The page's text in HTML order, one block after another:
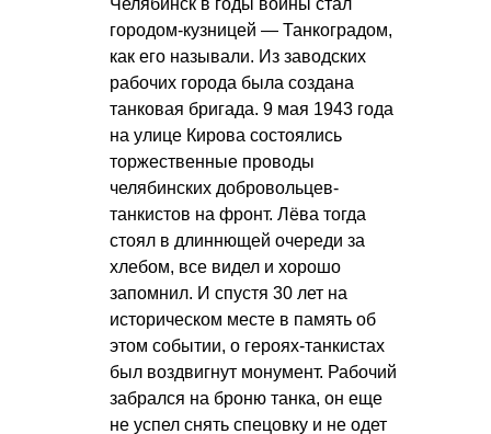
городом-кузницей — Танкоградом,
как его называли. Из заводских
рабочих города была создана
танковая бригада. 9 мая 1943 года
на улице Кирова состоялись
торжественные проводы
челябинских добровольцев-
танкистов на фронт. Лёва тогда
стоял в длиннющей очереди за
хлебом, все видел и хорошо
запомнил. И спустя 30 лет на
историческом месте в память об
этом событии, о героях-танкистах
был воздвигнут монумент. Рабочий
забрался на броню танка, он еще
не успел снять спецовку и не одет